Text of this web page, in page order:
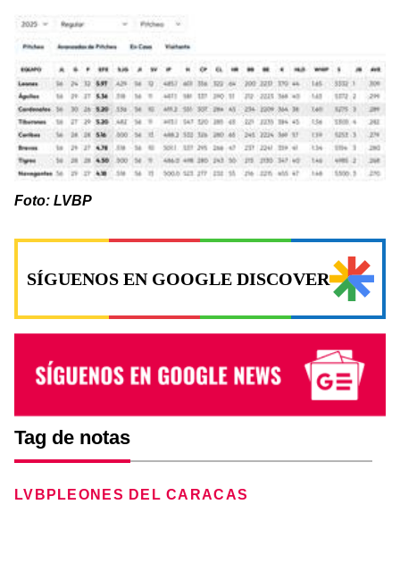
Foto: LVBP
SÍGUENOS EN GOOGLE DISCOVER
Tag de notas
LVBP LEONES DEL CARACAS